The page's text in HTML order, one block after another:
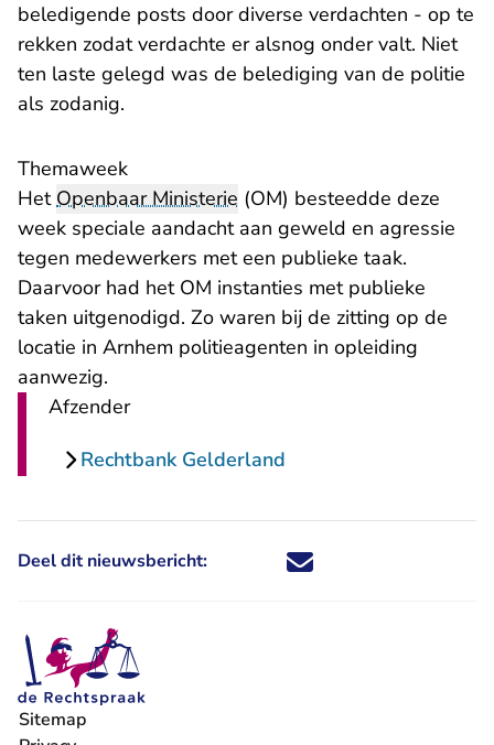
beledigende posts door diverse verdachten - op te
rekken zodat verdachte er alsnog onder valt. Niet
ten laste gelegd was de belediging van de politie
als zodanig.
Themaweek
HetOpenbaar Ministerie (OM) besteedde deze
week speciale aandacht aan geweld en agressie
tegen medewerkers met een publieke taak.
Daarvoor had het OM instanties met publieke
taken uitgenodigd. Zo waren bij de zitting op de
locatie in Arnhem politieagenten in opleiding
aanwezig.
Afzender
Rechtbank Gelderland
Deel dit nieuwsbericht: Deel dit nieuwsbericht via X -
Deel dit nieuwsbericht via
Deel dit nieuwsbericht
Deel dit
Sitemap